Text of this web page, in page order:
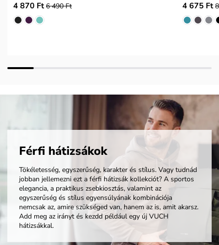
4 870 Ft 6 490 Ft 4 675 Ft
Férfi hátizsákok
Tökéletesség, egyszerűség, karakter és stílus. Vagy tudnád
jobban jellemezni ezt a férfi hátizsák kollekciót? A sportos
elegancia, a praktikus zsebkiosztás, valamint az
egyszerűség és stílus egyensúlyának kombinációja
nemcsak az, amire szükséged van, hanem az is, amit akarsz.
Add meg az irányt és kezdd például egy új VUCH
hátizsákkal.